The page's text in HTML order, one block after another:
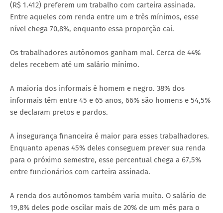
(R$ 1.412) preferem um trabalho com carteira assinada.
Entre aqueles com renda entre um e três mínimos, esse
nível chega 70,8%, enquanto essa proporção cai.
Os trabalhadores autônomos ganham mal. Cerca de 44%
deles recebem até um salário mínimo.
A maioria dos informais é homem e negro. 38% dos
informais têm entre 45 e 65 anos, 66% são homens e 54,5%
se declaram pretos e pardos.
A insegurança financeira é maior para esses trabalhadores.
Enquanto apenas 45% deles conseguem prever sua renda
para o próximo semestre, esse percentual chega a 67,5%
entre funcionários com carteira assinada.
A renda dos autônomos também varia muito. O salário de
19,8% deles pode oscilar mais de 20% de um mês para o